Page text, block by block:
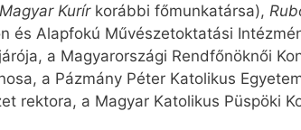
Magyar Kurír korábbi főmunkatársa),
és Alapfokú Művészetoktatási
a Magyarországi Rendfőnöknői
a Pázmány Péter Katolikus
rektora, a Magyar Katolikus Püspöki